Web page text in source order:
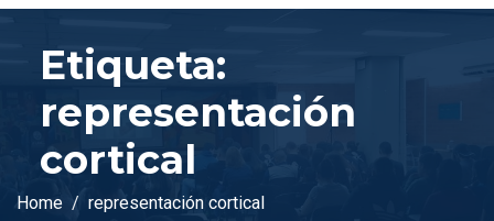
Etiqueta:
representación
cortical
Home representación cortical